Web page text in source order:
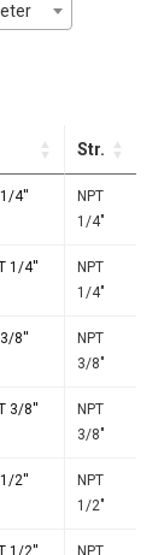
Str.
1/4''
NPT
1/4"
1/4''
NPT
1/4"
3/8''
NPT
3/8"
3/8''
NPT
3/8"
1/2''
NPT
1/2"
1/2''
NPT